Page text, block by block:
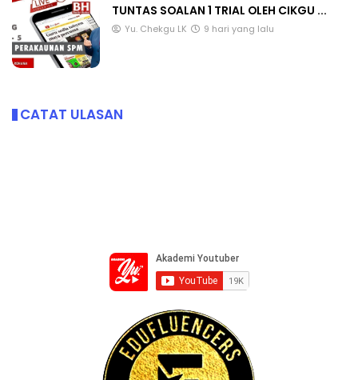
TUNTAS SOALAN 1 TRIAL OLEH CIKGU ...
Yu. Chekgu LK 9 hari yang lalu
CATAT ULASAN